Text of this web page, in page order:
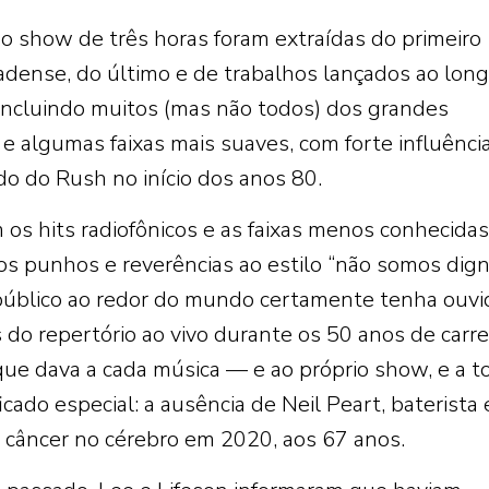
show de três horas foram extraídas do primeiro
do último e de trabalhos lançados ao
muitos (mas não todos) dos grandes
algumas faixas mais suaves, com forte
do Rush no início dos anos 80.
hits radiofônicos e as faixas menos conhecidas
punhos e reverências ao estilo “não somos
ao redor do mundo certamente tenha
do repertório ao vivo durante os 50 anos de
dava a cada música — e ao próprio show, e a
especial: a ausência de Neil Peart, baterista
no cérebro em 2020, aos 67 anos.